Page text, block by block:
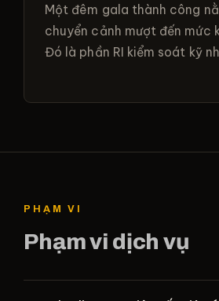
Một đêm gala thành công
chuyển cảnh mượt đến mức
Đó là phần RI kiểm soát kỹ
PHẠM VI
Phạm vi dịch vụ